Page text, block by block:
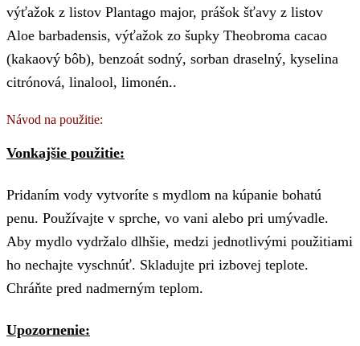
výťažok z listov Plantago major, prášok šťavy z listov
Aloe barbadensis, výťažok zo šupky Theobroma cacao
(kakaový bôb), benzoát sodný, sorban draselný, kyselina
citrónová, linalool, limonén..
Návod na použitie:
Vonkajšie použitie:
Pridaním vody vytvoríte s mydlom na kúpanie bohatú
penu. Používajte v sprche, vo vani alebo pri umývadle.
Aby mydlo vydržalo dlhšie, medzi jednotlivými použitiami
ho nechajte vyschnúť. Skladujte pri izbovej teplote.
Chráňte pred nadmerným teplom.
Upozornenie: